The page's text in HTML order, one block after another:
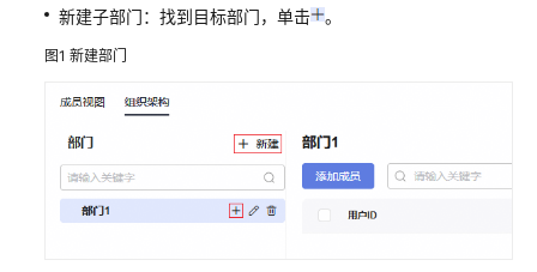
建
CodeArts
目
新
建
新建子部门：找到目标部门，单击
。
图1 新建部门